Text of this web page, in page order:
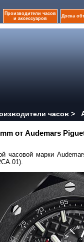
Производители часов
и аксессуаров
Доска
часов >
от Audemars
часовой марки